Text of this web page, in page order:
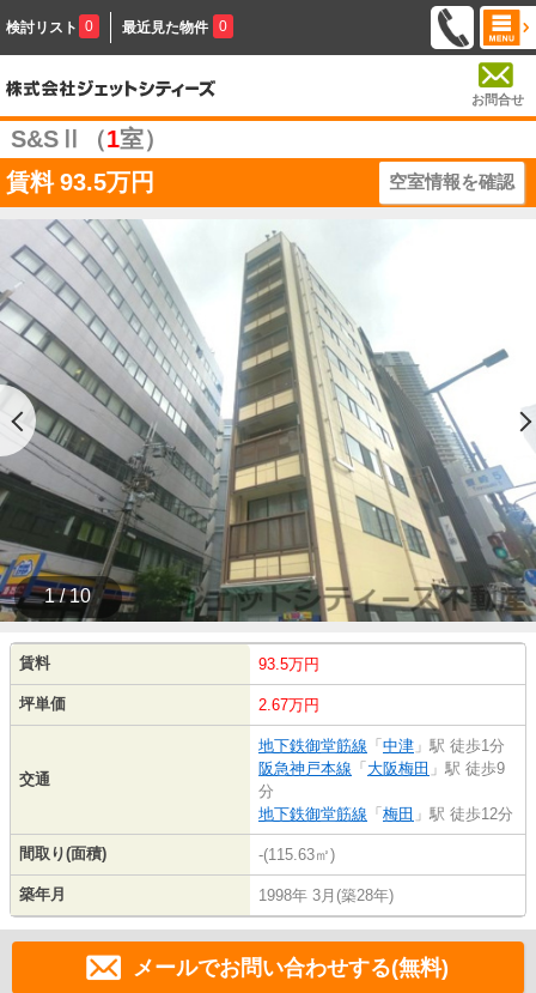
検討リスト 0 最近見た物件 0
お問合せ
S&SⅡ（1室）
賃料 93.5万円 空室情報を確認
1 / 10
賃料 93.5万円
坪単価 2.67万円
交通
地下鉄御堂筋線 「 中津 」駅 徒歩1分
阪急神戸本線 「 大阪梅田 」駅 徒歩9
分
地下鉄御堂筋線 「 梅田 」駅 徒歩12分
間取り(面積) -(115.63㎡)
築年月 1998年 3月(築28年)
メールでお問い合わせする(無料)